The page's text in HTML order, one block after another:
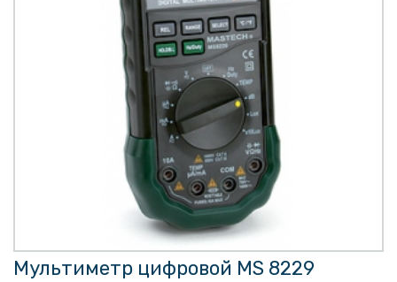
Мультиметр цифровой MS 8229